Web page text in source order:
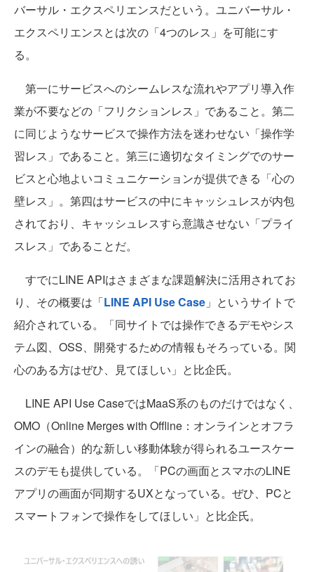
バーサル・エクスペリエンスだという。ユニバーサル・
エクスペリエンスとは次の「4つのレス」を可能にす
る。
第一にサービスへのシームレスな流れやアプリ導入作
業が不要などの「フリクションレス」であること。第二
に同じようなサービスで操作方法を迷わせない「操作学
習レス」であること。第三に適切なタイミングでのサー
ビスと心地よいコミュニケーションが提供できる「心の
壁レス」。第四はサービスの中にキャッシュレスが内包
されており、キャッシュレスすら意識させない「プライ
スレス」であることだ。
すでにLINE APIはさまざまな課題解決に活用されてお
り、その概要は「LINE API Use Case 」というサイトで
紹介されている。「同サイトでは操作できるデモやシス
テム図、OSS、開発するための情報もそろっている。関
心のある方はぜひ、見てほしい」と比企氏。
LINE API Use CaseではMaaS系のものだけではなく、
OMO（Online Merges with Offline：オンラインとオフラ
インの融合）的な新しい移動体験が得られるユースケー
スのデモも提供している。「PCの画面とスマホのLINE
アプリの画面が同期するUXとなっている。ぜひ、PCと
スマートフォンで操作をしてほしい」と比企氏。